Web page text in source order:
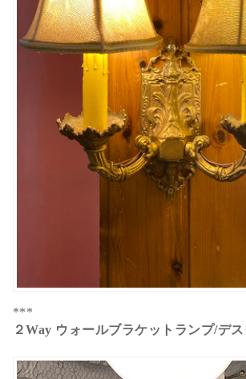
***
２Way ウォールブラケットランプ/デ